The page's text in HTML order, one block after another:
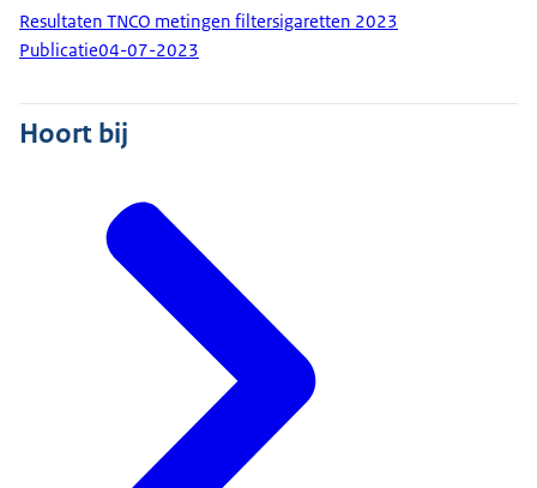
Resultaten TNCO metingen filtersigaretten 2023
Publicatie04-07-2023
Hoort bij